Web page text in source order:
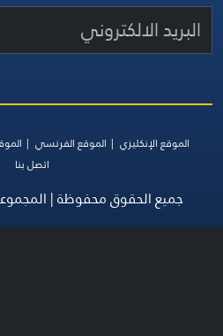
الموقع الإنكليزي الموقع الفرنسي
اتصل بنا
جميع الحقوق محفوظة | المجموعة